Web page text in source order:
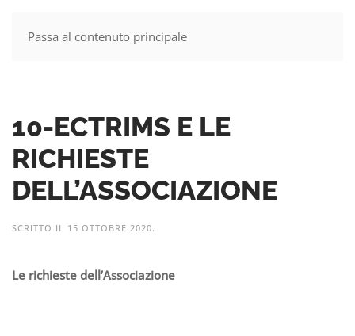
Passa al contenuto principale
MENU
10-ECTRIMS E LE
RICHIESTE
DELL’ASSOCIAZIONE
SCRITTO IL 15 OTTOBRE 2020.
Le richieste dell’Associazione